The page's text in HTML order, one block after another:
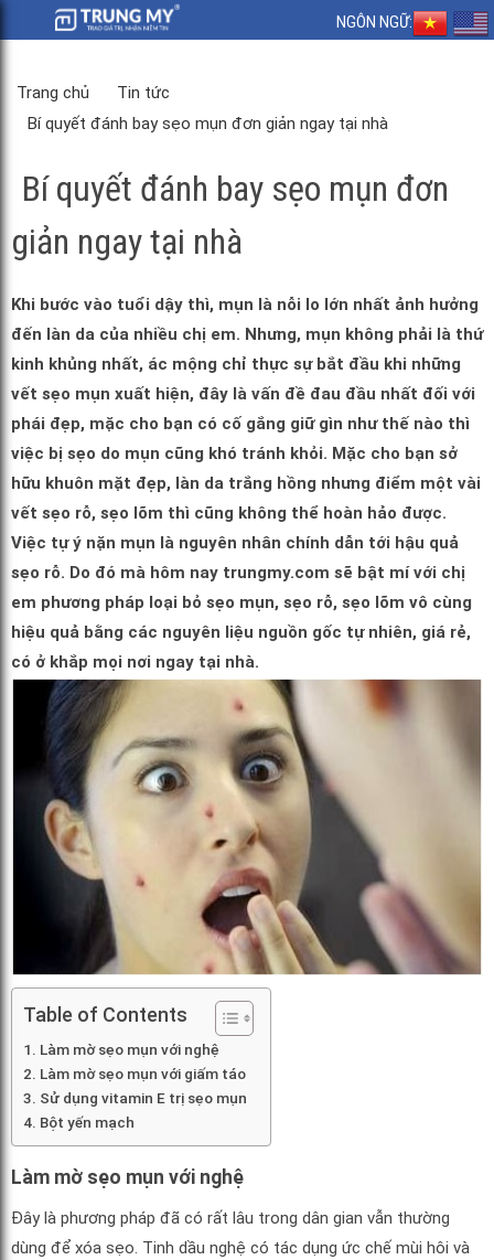
NGÔN NGỮ:
Trang chủ
Tin tức
Bí quyết đánh bay sẹo mụn đơn giản ngay tại nhà
Bí quyết đánh bay sẹo mụn đơn
giản ngay tại nhà
Khi bước vào tuổi dậy thì, mụn là nỗi lo lớn nhất ảnh hưởng
đến làn da của nhiều chị em. Nhưng, mụn không phải là thứ
kinh khủng nhất, ác mộng chỉ thực sự bắt đầu khi những
vết sẹo mụn xuất hiện, đây là vấn đề đau đầu nhất đối với
phái đẹp, mặc cho bạn có cố gắng giữ gìn như thế nào thì
việc bị sẹo do mụn cũng khó tránh khỏi. Mặc cho bạn sở
hữu khuôn mặt đẹp, làn da trắng hồng nhưng điểm một vài
vết sẹo rỗ, sẹo lõm thì cũng không thể hoàn hảo được.
Việc tự ý nặn mụn là nguyên nhân chính dẫn tới hậu quả
sẹo rỗ. Do đó mà hôm nay trungmy.com sẽ bật mí với chị
em phương pháp loại bỏ sẹo mụn, sẹo rỗ, sẹo lõm vô cùng
hiệu quả bằng các nguyên liệu nguồn gốc tự nhiên, giá rẻ,
có ở khắp mọi nơi ngay tại nhà.
Table of Contents
Làm mờ sẹo mụn với nghệ
Làm mờ sẹo mụn với giấm táo
Sử dụng vitamin E trị sẹo mụn
Bột yến mạch
Làm mờ sẹo mụn với nghệ
Đây là phương pháp đã có rất lâu trong dân gian vẫn thường
dùng để xóa sẹo. Tinh dầu nghệ có tác dụng ức chế mùi hôi và